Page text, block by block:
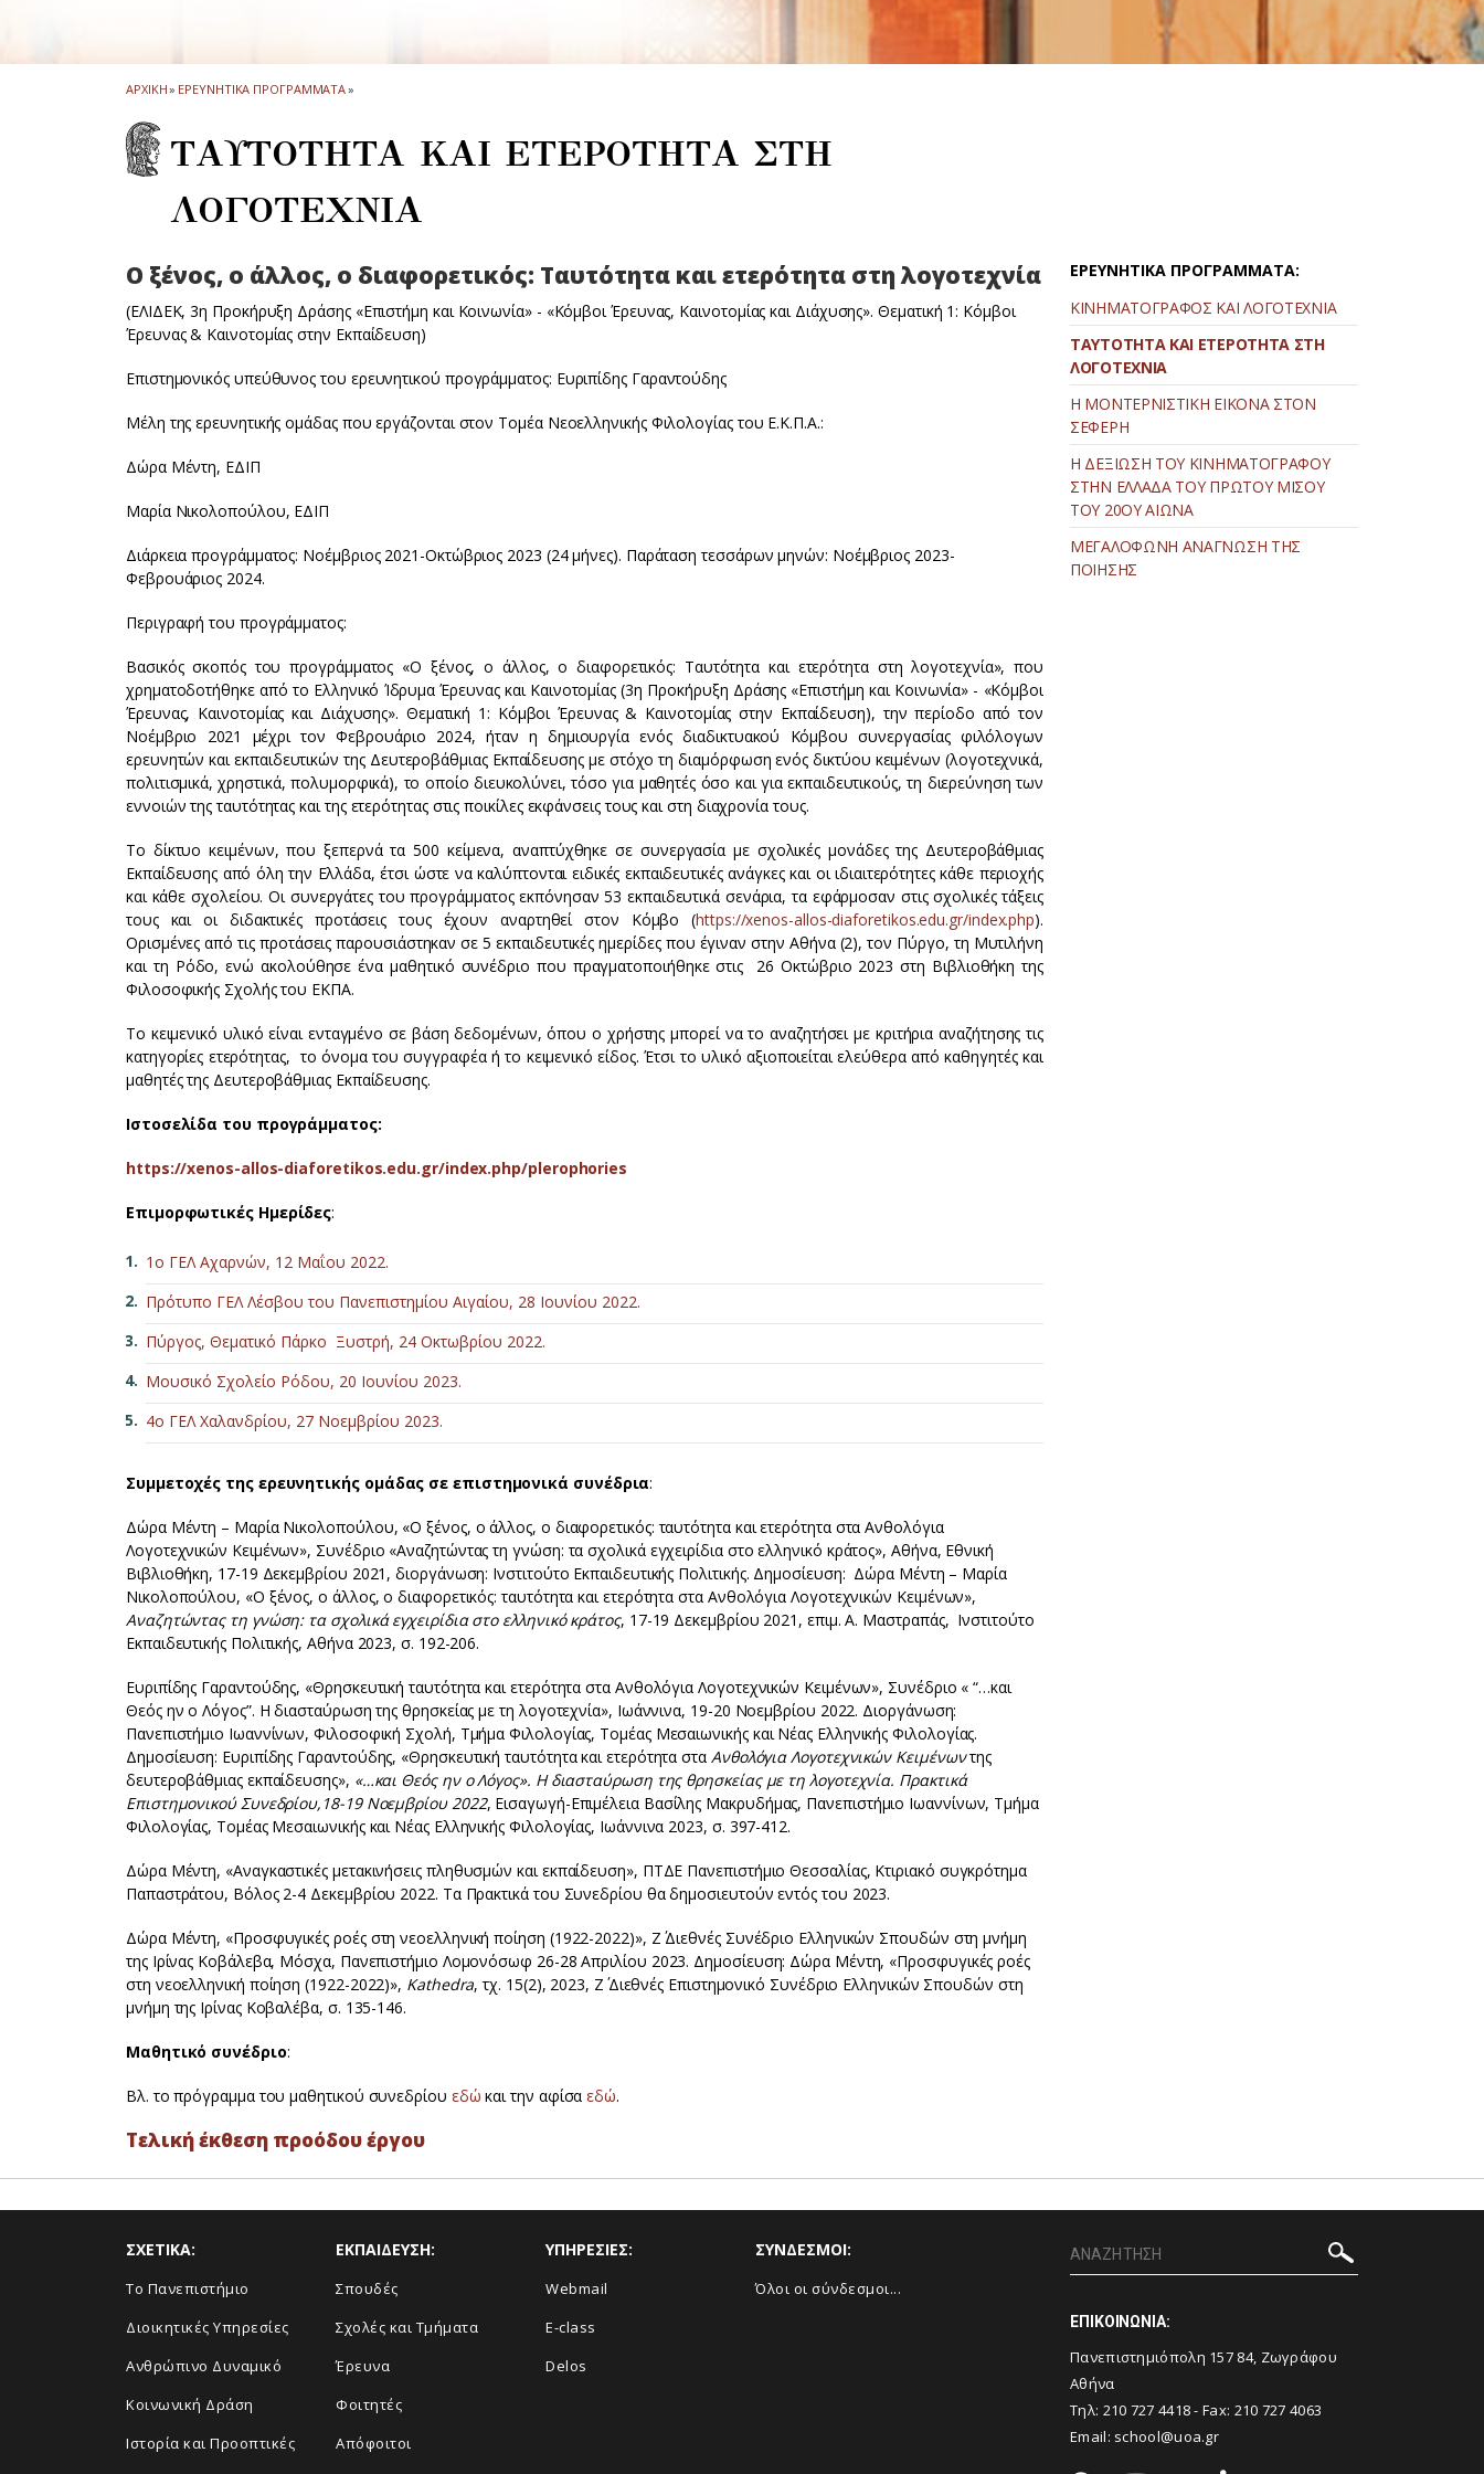
ΑΡΧΙΚΗ» ΕΡΕΥΝΗΤΙΚΑ ΠΡΟΓΡΑΜΜΑΤΑ»
ΤΑΥΤΟΤΗΤΑ ΚΑΙ ΕΤΕΡΟΤΗΤΑ ΣΤΗ
ΛΟΓΟΤΕΧΝΙΑ
Ο ξένος, ο άλλος, ο διαφορετικός: Ταυτότητα και ετερότητα στη λογοτεχνία
(ΕΛΙΔΕΚ, 3η Προκήρυξη Δράσης «Επιστήμη και Κοινωνία» - «Κόμβοι Έρευνας, Καινοτομίας και Διάχυσης». Θεματική 1: Κόμβοι
Έρευνας & Καινοτομίας στην Εκπαίδευση)
Επιστημονικός υπεύθυνος του ερευνητικού προγράμματος: Ευριπίδης Γαραντούδης
Μέλη της ερευνητικής ομάδας που εργάζονται στον Τομέα Νεοελληνικής Φιλολογίας του Ε.Κ.Π.Α.:
Δώρα Μέντη, ΕΔΙΠ
Μαρία Νικολοπούλου, ΕΔΙΠ
Διάρκεια προγράμματος: Νοέμβριος 2021-Οκτώβριος 2023 (24 μήνες). Παράταση τεσσάρων μηνών: Νοέμβριος 2023-
Φεβρουάριος 2024.
Περιγραφή του προγράμματος:
Βασικός σκοπός του προγράμματος «Ο ξένος, ο άλλος, ο διαφορετικός: Ταυτότητα και ετερότητα στη λογοτεχνία», που
χρηματοδοτήθηκε από το Ελληνικό Ίδρυμα Έρευνας και Καινοτομίας (3η Προκήρυξη Δράσης «Επιστήμη και Κοινωνία» - «Κόμβοι
Έρευνας, Καινοτομίας και Διάχυσης». Θεματική 1: Κόμβοι Έρευνας & Καινοτομίας στην Εκπαίδευση), την περίοδο από τον
Νοέμβριο 2021 μέχρι τον Φεβρουάριο 2024, ήταν η δημιουργία ενός διαδικτυακού Κόμβου συνεργασίας φιλόλογων
ερευνητών και εκπαιδευτικών της Δευτεροβάθμιας Εκπαίδευσης με στόχο τη διαμόρφωση ενός δικτύου κειμένων (λογοτεχνικά,
πολιτισμικά, χρηστικά, πολυμορφικά), το οποίο διευκολύνει, τόσο για μαθητές όσο και για εκπαιδευτικούς, τη διερεύνηση των
εννοιών της ταυτότητας και της ετερότητας στις ποικίλες εκφάνσεις τους και στη διαχρονία τους.
Το δίκτυο κειμένων, που ξεπερνά τα 500 κείμενα, αναπτύχθηκε σε συνεργασία με σχολικές μονάδες της Δευτεροβάθμιας
Εκπαίδευσης από όλη την Ελλάδα, έτσι ώστε να καλύπτονται ειδικές εκπαιδευτικές ανάγκες και οι ιδιαιτερότητες κάθε περιοχής
και κάθε σχολείου. Οι συνεργάτες του προγράμματος εκπόνησαν 53 εκπαιδευτικά σενάρια, τα εφάρμοσαν στις σχολικές τάξεις
τους και οι διδακτικές προτάσεις τους έχουν αναρτηθεί στον Κόμβο (https://xenos-allos-diaforetikos.edu.gr/index.php).
Ορισμένες από τις προτάσεις παρουσιάστηκαν σε 5 εκπαιδευτικές ημερίδες που έγιναν στην Αθήνα (2), τον Πύργο, τη Μυτιλήνη
και τη Ρόδο, ενώ ακολούθησε ένα μαθητικό συνέδριο που πραγματοποιήθηκε στις 26 Οκτώβριο 2023 στη Βιβλιοθήκη της
Φιλοσοφικής Σχολής του ΕΚΠΑ.
Το κειμενικό υλικό είναι ενταγμένο σε βάση δεδομένων, όπου ο χρήστης μπορεί να το αναζητήσει με κριτήρια αναζήτησης τις
κατηγορίες ετερότητας, το όνομα του συγγραφέα ή το κειμενικό είδος. Έτσι το υλικό αξιοποιείται ελεύθερα από καθηγητές και
μαθητές της Δευτεροβάθμιας Εκπαίδευσης.
Ιστοσελίδα του προγράμματος:
https://xenos-allos-diaforetikos.edu.gr/index.php/plerophories
Επιμορφωτικές Ημερίδες:
1ο ΓΕΛ Αχαρνών, 12 Μαΐου 2022.
Πρότυπο ΓΕΛ Λέσβου του Πανεπιστημίου Αιγαίου, 28 Ιουνίου 2022.
Πύργος, Θεματικό Πάρκο Ξυστρή, 24 Οκτωβρίου 2022.
Μουσικό Σχολείο Ρόδου, 20 Ιουνίου 2023.
4ο ΓΕΛ Χαλανδρίου, 27 Νοεμβρίου 2023.
Συμμετοχές της ερευνητικής ομάδας σε επιστημονικά συνέδρια:
Δώρα Μέντη – Μαρία Νικολοπούλου, «Ο ξένος, ο άλλος, ο διαφορετικός: ταυτότητα και ετερότητα στα Ανθολόγια
Λογοτεχνικών Κειμένων», Συνέδριο «Αναζητώντας τη γνώση: τα σχολικά εγχειρίδια στο ελληνικό κράτος», Αθήνα, Εθνική
Βιβλιοθήκη, 17-19 Δεκεμβρίου 2021, διοργάνωση: Ινστιτούτο Εκπαιδευτικής Πολιτικής. Δημοσίευση: Δώρα Μέντη – Μαρία
Νικολοπούλου, «Ο ξένος, ο άλλος, ο διαφορετικός: ταυτότητα και ετερότητα στα Ανθολόγια Λογοτεχνικών Κειμένων»,
Αναζητώντας τη γνώση: τα σχολικά εγχειρίδια στο ελληνικό κράτος, 17-19 Δεκεμβρίου 2021, επιμ. Α. Μαστραπάς, Ινστιτούτο
Εκπαιδευτικής Πολιτικής, Αθήνα 2023, σ. 192-206.
Ευριπίδης Γαραντούδης, «Θρησκευτική ταυτότητα και ετερότητα στα Ανθολόγια Λογοτεχνικών Κειμένων», Συνέδριο « “…και
Θεός ην ο Λόγος”. Η διασταύρωση της θρησκείας με τη λογοτεχνία», Ιωάννινα, 19-20 Νοεμβρίου 2022. Διοργάνωση:
Πανεπιστήμιο Ιωαννίνων, Φιλοσοφική Σχολή, Τμήμα Φιλολογίας, Τομέας Μεσαιωνικής και Νέας Ελληνικής Φιλολογίας.
Δημοσίευση: Ευριπίδης Γαραντούδης, «Θρησκευτική ταυτότητα και ετερότητα στα Ανθολόγια Λογοτεχνικών Κειμένωντης
δευτεροβάθμιας εκπαίδευσης», «…και Θεός ην ο Λόγος». Η διασταύρωση της θρησκείας με τη λογοτεχνία. Πρακτικά
Επιστημονικού Συνεδρίου, 18-19 Νοεμβρίου 2022, Εισαγωγή-Επιμέλεια Βασίλης Μακρυδήμας, Πανεπιστήμιο Ιωαννίνων, Τμήμα
Φιλολογίας, Τομέας Μεσαιωνικής και Νέας Ελληνικής Φιλολογίας, Ιωάννινα 2023, σ. 397-412.
Δώρα Μέντη, «Αναγκαστικές μετακινήσεις πληθυσμών και εκπαίδευση», ΠΤΔΕ Πανεπιστήμιο Θεσσαλίας, Κτιριακό συγκρότημα
Παπαστράτου, Βόλος 2-4 Δεκεμβρίου 2022. Τα Πρακτικά του Συνεδρίου θα δημοσιευτούν εντός του 2023.
Δώρα Μέντη, «Προσφυγικές ροές στη νεοελληνική ποίηση (1922-2022)», Ζ΄ Διεθνές Συνέδριο Ελληνικών Σπουδών στη μνήμη
της Ιρίνας Κοβάλεβα, Μόσχα, Πανεπιστήμιο Λομονόσωφ 26-28 Απριλίου 2023. Δημοσίευση: Δώρα Μέντη, «Προσφυγικές ροές
στη νεοελληνική ποίηση (1922-2022)», Kathedra, τχ. 15(2), 2023, Ζ΄ Διεθνές Επιστημονικό Συνέδριο Ελληνικών Σπουδών στη
μνήμη της Ιρίνας Κοβαλέβα, σ. 135-146.
Μαθητικό συνέδριο:
Βλ. το πρόγραμμα του μαθητικού συνεδρίου εδώ και την αφίσαεδώ.
Τελική έκθεση προόδου έργου
ΕΡΕΥΝΗΤΙΚΑ ΠΡΟΓΡΑΜΜΑΤΑ:
ΚΙΝΗΜΑΤΟΓΡΑΦΟΣ ΚΑΙ ΛΟΓΟΤΕΧΝΙΑ
ΤΑΥΤΟΤΗΤΑ ΚΑΙ ΕΤΕΡΟΤΗΤΑ ΣΤΗ
ΛΟΓΟΤΕΧΝΙΑ
Η ΜΟΝΤΕΡΝΙΣΤΙΚΗ ΕΙΚΟΝΑ ΣΤΟΝ
ΣΕΦΕΡΗ
Η ΔΕΞΙΩΣΗ ΤΟΥ ΚΙΝΗΜΑΤΟΓΡΑΦΟΥ
ΣΤΗΝ ΕΛΛΑΔΑ ΤΟΥ ΠΡΩΤΟΥ ΜΙΣΟΥ
ΤΟΥ 20ΟΥ ΑΙΩΝΑ
ΜΕΓΑΛΟΦΩΝΗ ΑΝΑΓΝΩΣΗ ΤΗΣ
ΠΟΙΗΣΗΣ
ΣΧΕΤΙΚΑ:
Το Πανεπιστήμιο
Διοικητικές Υπηρεσίες
Ανθρώπινο Δυναμικό
Κοινωνική Δράση
Ιστορία και Προοπτικές
ΕΚΠΑΙΔΕΥΣΗ:
Σπουδές
Σχολές και Τμήματα
Έρευνα
Φοιτητές
Απόφοιτοι
ΥΠΗΡΕΣΙΕΣ:
Webmail
E-class
Delos
ΣΥΝΔΕΣΜΟΙ:
Όλοι οι σύνδεσμοι...
ΕΠΙΚΟΙΝΩΝΙΑ:
Πανεπιστημιόπολη 157 84, Ζωγράφου
Αθήνα
Τηλ: 210 727 4418- Fax: 210 727 4063
Email: school@uoa.gr